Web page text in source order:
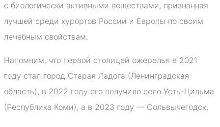
с биологически активными веществами, признанная
лучшей среди курортов России и Европы по своим
лечебным свойствам.
Напомним, что первой столицей ожерелья в 2021
году стал город Старая Ладога (Ленинградская
область), в 2022 году его получило село Усть-Цильма
(Республика Коми), а в 2023 году — Сольвычегодск.